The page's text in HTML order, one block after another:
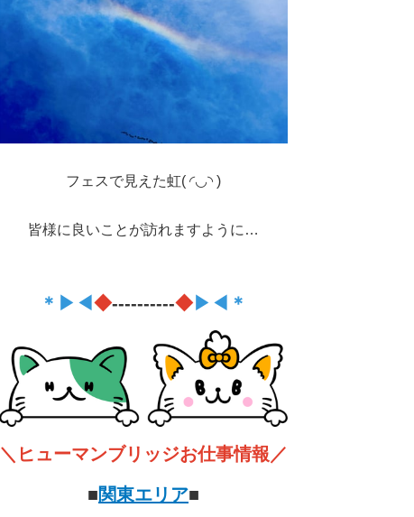
フェスで見えた虹( ◜︎◡︎◝︎ )
皆様に良いことが訪れますように…
＊▶◀ ◆----------◆▶◀＊
＼ヒューマンブリッジお仕事情報／
■関東エリア■